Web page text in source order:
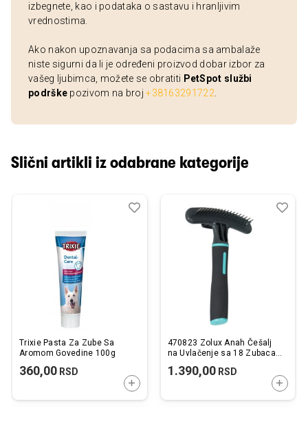
izbegnete, kao i podataka o sastavu i hranljivim
vrednostima.
Ako nakon upoznavanja sa podacima sa ambalaže
niste sigurni da li je određeni proizvod dobar izbor za
vašeg ljubimca, možete se obratiti PetSpot službi
podrške pozivom na broj+38163291722
Slični artikli iz odabrane kategorije
Trixie Pasta Za Zube Sa
Aromom Govedine 100g
360,00 RSD
DODAJTE U KORPU
Dodaj
Uporedi
470823 Zolux Anah Češalj
na Uvlačenje sa 18 Zubaca
1.390,00RSD